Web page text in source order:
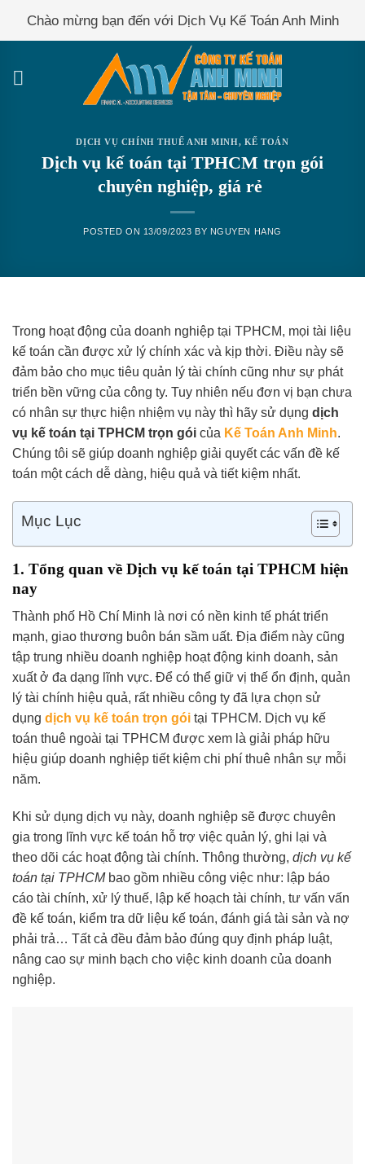
Chào mừng bạn đến với Dịch Vụ Kế Toán Anh Minh
DỊCH VỤ CHÍNH THUẾ ANH MINH, KẾ TOÁN
Dịch vụ kế toán tại TPHCM trọn gói
chuyên nghiệp, giá rẻ
POSTED ON 13/09/2023 BY NGUYEN HANG
Trong hoạt động của doanh nghiệp tại TPHCM, mọi tài liệu
kế toán cần được xử lý chính xác và kịp thời. Điều này sẽ
đảm bảo cho mục tiêu quản lý tài chính cũng như sự phát
triển bền vững của công ty. Tuy nhiên nếu đơn vị bạn chưa
có nhân sự thực hiện nhiệm vụ này thì hãy sử dụng dịch
vụ kế toán tại TPHCM trọn gói của Kế Toán Anh Minh.
Chúng tôi sẽ giúp doanh nghiệp giải quyết các vấn đề kế
toán một cách dễ dàng, hiệu quả và tiết kiệm nhất.
Mục Lục
1. Tổng quan về Dịch vụ kế toán tại TPHCM hiện
nay
Thành phố Hồ Chí Minh là nơi có nền kinh tế phát triển
mạnh, giao thương buôn bán sầm uất. Địa điểm này cũng
tập trung nhiều doanh nghiệp hoạt động kinh doanh, sản
xuất ở đa dạng lĩnh vực. Để có thể giữ vị thế ổn định, quản
lý tài chính hiệu quả, rất nhiều công ty đã lựa chọn sử
dụng dịch vụ kế toán trọn gói tại TPHCM. Dịch vụ kế
toán thuê ngoài tại TPHCM được xem là giải pháp hữu
hiệu giúp doanh nghiệp tiết kiệm chi phí thuê nhân sự mỗi
năm.
Khi sử dụng dịch vụ này, doanh nghiệp sẽ được chuyên
gia trong lĩnh vực kế toán hỗ trợ việc quản lý, ghi lại và
theo dõi các hoạt động tài chính. Thông thường, dịch vụ kế
toán tại TPHCMbao gồm nhiều công việc như: lập báo
cáo tài chính, xử lý thuế, lập kế hoạch tài chính, tư vấn vấn
đề kế toán, kiểm tra dữ liệu kế toán, đánh giá tài sản và nợ
phải trả… Tất cả đều đảm bảo đúng quy định pháp luật,
nâng cao sự minh bạch cho việc kinh doanh của doanh
nghiệp.